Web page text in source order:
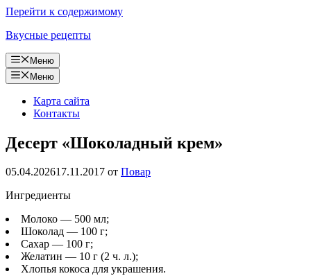
Перейти к содержимому
Вкусные рецепты
Меню
Меню
Карта сайта
Контакты
Десерт «Шоколадный крем»
05.04.202617.11.2017 от Повар
Ингредиенты
Молоко — 500 мл;
Шоколад — 100 г;
Сахар — 100 г;
Желатин — 10 г (2 ч. л.);
Хлопья кокоса для украшения.